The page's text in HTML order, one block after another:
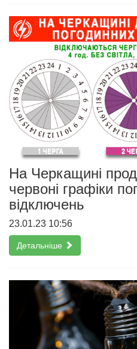
На Черкащині
червоні графіки
відключень
23.01.23 10:56
Детальніше